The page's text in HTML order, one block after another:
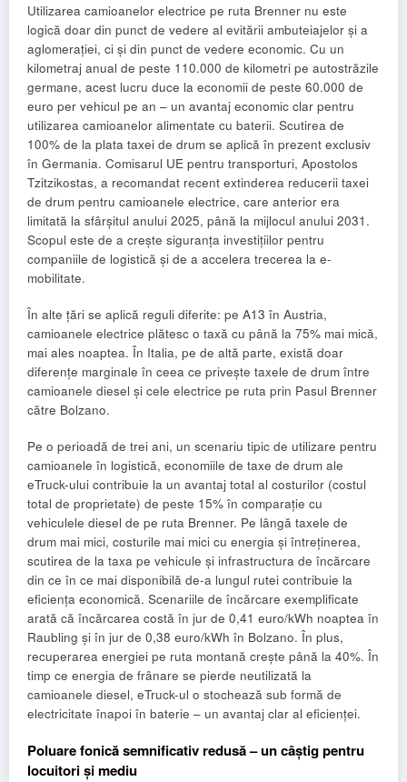
Utilizarea camioanelor electrice pe ruta Brenner nu este
logică doar din punct de vedere al evitării ambuteiajelor și a
aglomerației, ci și din punct de vedere economic. Cu un
kilometraj anual de peste 110.000 de kilometri pe autostrăzile
germane, acest lucru duce la economii de peste 60.000 de
euro per vehicul pe an – un avantaj economic clar pentru
utilizarea camioanelor alimentate cu baterii. Scutirea de
100% de la plata taxei de drum se aplică în prezent exclusiv
în Germania. Comisarul UE pentru transporturi, Apostolos
Tzitzikostas, a recomandat recent extinderea reducerii taxei
de drum pentru camioanele electrice, care anterior era
limitată la sfârșitul anului 2025, până la mijlocul anului 2031.
Scopul este de a crește siguranța investițiilor pentru
companiile de logistică și de a accelera trecerea la e-
mobilitate.
În alte țări se aplică reguli diferite: pe A13 în Austria,
camioanele electrice plătesc o taxă cu până la 75% mai mică,
mai ales noaptea. În Italia, pe de altă parte, există doar
diferențe marginale în ceea ce privește taxele de drum între
camioanele diesel și cele electrice pe ruta prin Pasul Brenner
către Bolzano.
Pe o perioadă de trei ani, un scenariu tipic de utilizare pentru
camioanele în logistică, economiile de taxe de drum ale
eTruck-ului contribuie la un avantaj total al costurilor (costul
total de proprietate) de peste 15% în comparație cu
vehiculele diesel de pe ruta Brenner. Pe lângă taxele de
drum mai mici, costurile mai mici cu energia și întreținerea,
scutirea de la taxa pe vehicule și infrastructura de încărcare
din ce în ce mai disponibilă de-a lungul rutei contribuie la
eficiența economică. Scenariile de încărcare exemplificate
arată că încărcarea costă în jur de 0,41 euro/kWh noaptea în
Raubling și în jur de 0,38 euro/kWh în Bolzano. În plus,
recuperarea energiei pe ruta montană crește până la 40%. În
timp ce energia de frânare se pierde neutilizată la
camioanele diesel, eTruck-ul o stochează sub formă de
electricitate înapoi în baterie – un avantaj clar al eficienței.
Poluare fonică semnificativ redusă – un câștig pentru
locuitori și mediu